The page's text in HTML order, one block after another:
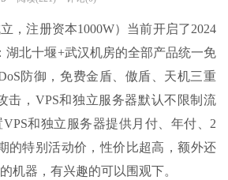
立，注册资本1000W）当前开启了2024
湖北十堰+武汉机房的全部产品统一免
防御，免费金盾、傲盾、天机三重
击，VPS和独立服务器默认不限制流
和独立服务器提供月付、年付、2
的特别活动价，性价比超高，额外还
机器，有兴趣的可以围观下。